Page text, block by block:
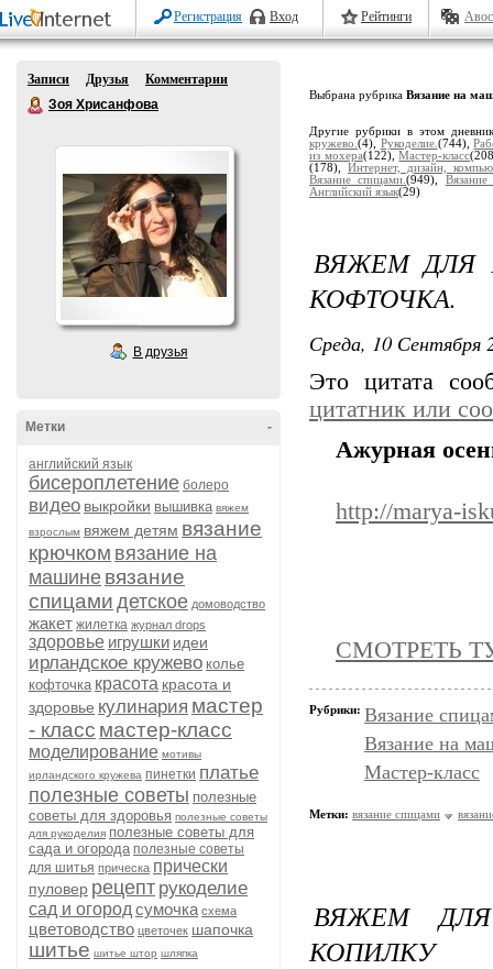
Регистрация Вход Рейтинги
Записи Друзья
Комментарии
Зоя Хрисанфова
В друзья
-
Метки
английский язык
бисероплетение болеро
видео выкройки вышивка вяжем
взрослым вяжем детям вязание
крючком вязание на
машине вязание
спицами детское домоводство
жакет жилетка журнал drops
здоровье игрушки идеи
ирландское кружево колье
кофточка красота красота и
здоровье кулинария мастер
- класс мастер-класс
моделирование мотивы
ирландского кружева пинетки платье
полезные советы полезные
советы для здоровья полезные советы
для рукоделия полезные советы для
сада и огорода полезные советы
для шитья прическа прически
пуловер рецепт рукоделие
сад и огород сумочка схема
цветоводство цветочек шапочка
шитье шитье штор шляпка
Выбрана рубрика Вязание на
Другие рубрики в этом
кружево. (4), Рукоделие. (744),
из мохера(122),Мастер-класс
(178), Интернет, дизайн,
Вязание спицами.(949),
Английский язык(29)
ВЯЖЕМ ДЛЯ
КОФТОЧКА.
Среда, 10 Сентября
Это цитата
цитатник или
Ажурная
http://marya-
СМОТРЕТЬ
Рубрики: Вязание
Вязание на
Мастер-класс
Метки: вязание спицами
ВЯЖЕМ
КОПИЛКУ